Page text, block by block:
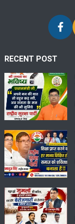
RECENT POST